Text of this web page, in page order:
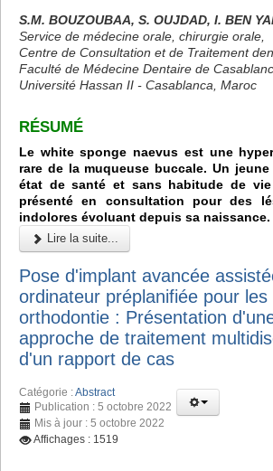
S.M. BOUZOUBAA, S. OUJDAD, I. BEN
Service de médecine orale, chirurgie orale,
Centre de Consultation et de Traitement
Faculté de Médecine Dentaire de
Université Hassan II - Casablanca, Maroc
RÉSUMÉ
Le white sponge naevus est une
rare de la muqueuse buccale. Un
état de santé et sans habitude de vie
présenté en consultation pour des
indolores évoluant depuis sa naissance.
Lire la suite...
Pose d'implant avancée
ordinateur préplanifiée pour les
orthodontie : Présentation
approche de traitement
d'un rapport de cas
Catégorie :Abstract
Publication : 5 octobre 2022
Mis à jour : 5 octobre 2022
Affichages : 1519